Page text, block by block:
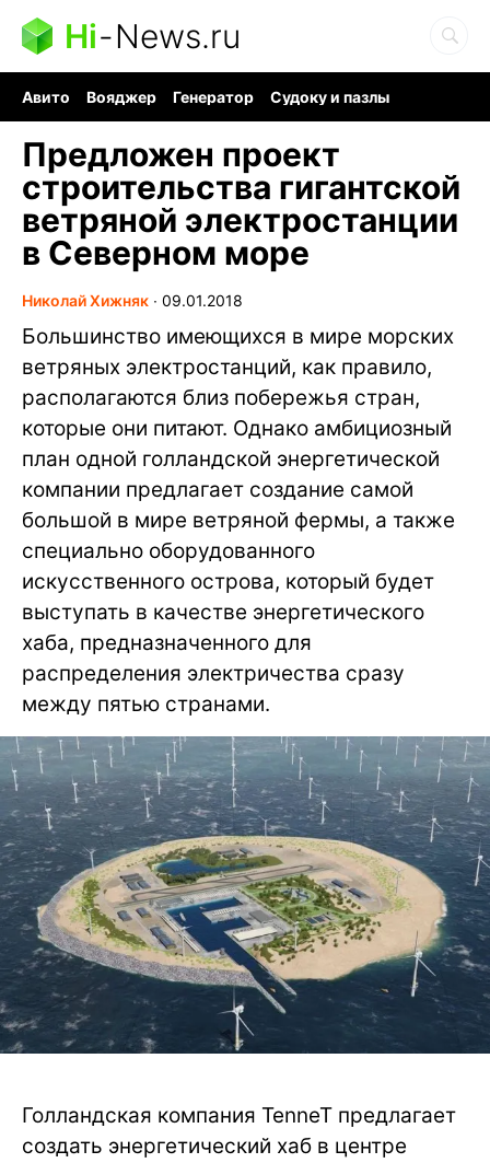
Hi-News.ru
Авито Вояджер Генератор
Судоку и пазлы
Предложен проект
строительства гигантской
ветряной электростанции
в Северном море
Николай Хижняк ∙ 09.01.2018
Большинство имеющихся в мире морских
ветряных электростанций, как правило,
располагаются близ побережья стран,
которые они питают. Однако амбициозный
план одной голландской энергетической
компании предлагает создание самой
большой в мире ветряной фермы, а также
специально оборудованного
искусственного острова, который будет
выступать в качестве энергетического
хаба, предназначенного для
распределения электричества сразу
между пятью странами.
Голландская компания TenneT предлагает
создать энергетический хаб в центре